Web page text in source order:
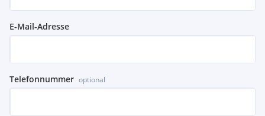
E-Mail-Adresse
Telefonnummer optional